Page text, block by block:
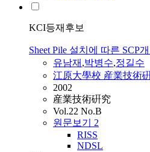
KCI등재후보
Sheet Pile 설치에 따른 SCP
유남재 ,박병수,정길수
江原大學校 産業技術
2002
産業技術硏究
Vol.22 No.B
원문보기 2
RISS
NDSL